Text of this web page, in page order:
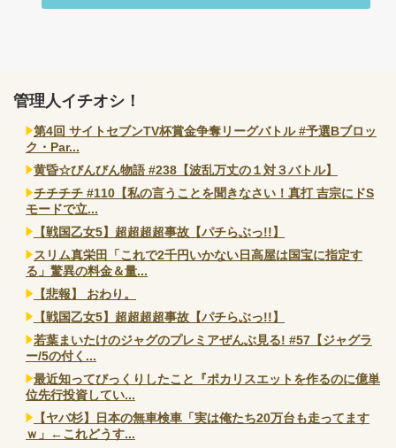
管理人イチオシ！
第4回 サイトセブンTV杯賞金争奪リーグバトル #予選Bブロッ
ク・Par...
黄昏☆びんびん物語 #238【波乱万丈の１対３バトル】
チチチチ #110【私の言うことを聞きなさい！真打 吉宗にドS
モードで立...
【戦国乙女5】超超超超事故【パチらぶっ!!】
スリム真栄田「これで2千円いかない日高屋は国宝に指定す
る」驚異の料金＆量...
【悲報】 おわり。
【戦国乙女5】超超超超事故【パチらぶっ!!】
若葉まいたけのジャグのプレミアぜんぶ見る! #57【ジャグラ
ー/5の付く...
最近知ってびっくりしたこと『ポカリスエットを作るのに億単
位先行投資してい...
【ヤバ杉】日本の無車検車「実は俺たち20万台も走ってます
ｗ」←これどうす...